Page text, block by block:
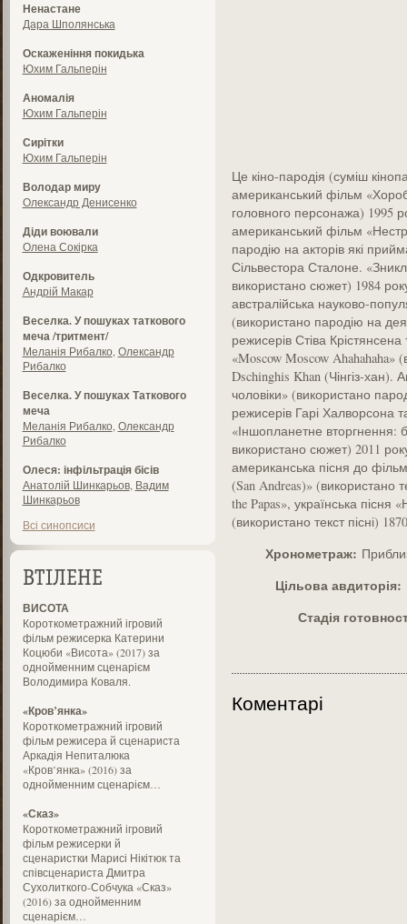
Ненастане
Дара Шполянська
Оскаженіння покидька
Юхим Гальперін
Аномалія
Юхим Гальперін
Сирітки
Юхим Гальперін
Володар миру
Олександр Денисенко
Діди воювали
Олена Сокірка
Одкровитель
Андрій Макар
Веселка. У пошуках таткового
меча /тритмент/
Меланія Рибалко Олександр
Рибалко
Веселка. У пошуках Таткового
меча
Меланія Рибалко Олександр
Рибалко
Олеся: інфільтрація бісів
Анатолій Шинкарьов, Вадим
Шинкарьов
Всі синопсиси
ВТІЛЕНЕ
ВИСОТА
Короткометражний ігровий
фільм режисерка Катерини
Коцюби «Висота» (2017) за
однойменним сценарієм
Володимира Коваля.
«Кров’янка»
Короткометражний ігровий
фільм режисера й сценариста
Аркадія Непиталюка
«Кров’янка» (2016) за
однойменним сценарієм…
«Сказ»
Короткометражний ігровий
фільм режисерки й
сценаристки Марисі Нікітюк та
співсценариста Дмитра
Сухолиткого-Собчука «Сказ»
(2016) за однойменним
сценарієм…
Це кіно-пародія (суміш
американський фільм
головного персонажа) 1995
американський фільм
пародію на акторів які
Сільвестора Сталоне.
використано сюжет) 1984
австралійська науково-
(використано пародію на
режисерів Стіва
«Moscow Moscow Ahahahaha»
Dschinghis Khan (Чінгіз-
чоловіки» (використано
режисерів Гарі Халворсона
«Іншопланетне вторгнення:
використано сюжет) 2011
американська пісня до
(San Andreas)» (використано
the Papas», українська пісня
(використано текст пісні)
Хронометраж:
Цільова авдиторія:
Стадія
Коментарі